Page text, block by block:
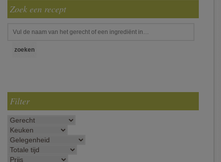
Zoek een recept
Filter